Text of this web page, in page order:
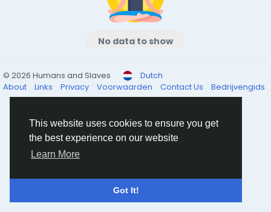
This website uses cookies to ensure you get
the best experience on our website
Learn More
Got It!
No data to show
© 2026 Humans and Slaves
Dutch
About
Links Privacy Voorwaarden Contact Us Bedrijvengids